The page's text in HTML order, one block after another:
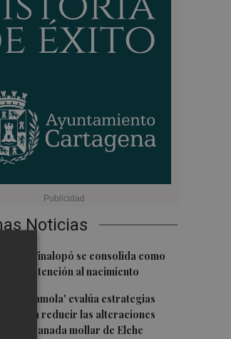
Noticias
del Vinalopó se consolida como
en la atención al nacimiento
'Gramola' evalúa estrategias
para reducir las alteraciones
la granada mollar de Elche